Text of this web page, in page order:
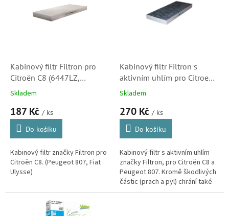
Kabinový filtr Filtron pro
Citroën C8 (6447LZ,
6479E5, 647942)
Skladem
187 Kč / ks
Do košíku
Kabinový filtr značky Filtron pro
Citroën C8. (Peugeot 807, Fiat
Ulysse)
Kabinový filtr Filtron s
aktivním uhlím pro Citroen
C8 (6447LZ, 6479E5,
Skladem
270 Kč / ks
Do košíku
Kabinový filtr s aktivním uhlím
značky Filtron, pro Citroën C8 a
Peugeot 807. Kromě škodlivých
částic (prach a pyl) chrání také
před škodlivými plyny (výfukové